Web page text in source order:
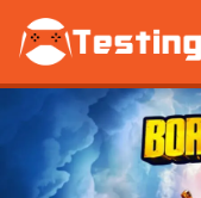
Zum Hauptinhalt springen